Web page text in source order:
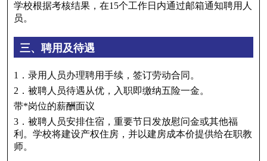
学校根据考核结果，在15个工作日内通过邮箱通知聘用人
员。
三、聘用及待遇
1．录用人员办理聘用手续，签订劳动合同。
2．被聘人员待遇从优，入职即缴纳五险一金。
带*岗位的薪酬面议
3．被聘人员安排住宿，重要节日发放慰问金或其他福
利。学校将建设产权住房，并以建房成本价提供给在职教
师。